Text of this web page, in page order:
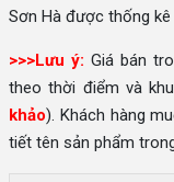
Sơn Hà được thống kê
>>>Lưu ý: Giá bán
theo thời điểm và
khảo). Khách hàng
tiết tên sản phẩm